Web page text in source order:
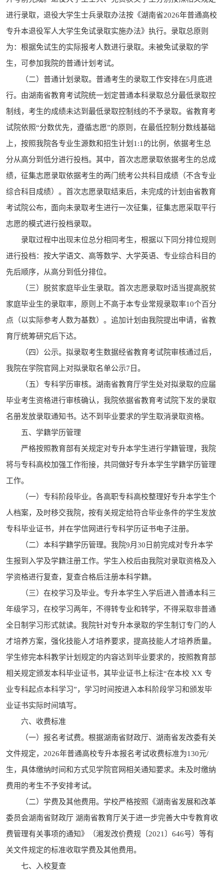
进行录取，退役大学生士兵录取办法按《湖南省2026年普通高校
专升本退役军人大学生免试录取实施办法》执行。录取总原则
为：根据免试生的实际报考人数进行录取。未被免试录取的学
生，可参加我院的普通计划考试。
（二）普通计划录取。普通考生的录取工作安排在5月底进
行。由湖南省教育考试院统一划定普通本科录取总分最低录取控
制线，考生的成绩未达到最低录取控制线的不予录取。省教育考
试院依照“分数优先，遵循志愿”的原则，在最低控制分数线基础
上，按照我院各专业生源数和招生计划1:1的比例，依据考生总
分从高分到低分进行投档。其中，首次志愿录取依据考生的总成
绩，征集志愿录取依据考生的两门统考公共科目成绩（不含专业
综合科目成绩）。首次志愿录取结束后，未完成的计划由省教育
考试院公布，面向未录取考生进行一次征集，征集志愿采取平行
志愿的模式进行投档录取。
录取过程中出现末位总分相同考生，根据以下同分排位规则
进行投档：按大学语文、高等数学、大学英语、专业综合科目的
先后顺序，从高分到低分排位。
（三）脱贫家庭毕业生录取。首次志愿录取时适当提高脱贫
家庭毕业生的录取率，原则上不高于本专业常规录取率10个百分
点（以实际参考人数为基数）。追加计划由我院提出申请，省教
育厅统筹研究后下达。
（四）公示。拟录取考生数据经省教育考试院审核通过后，
我院在学院官网上对拟录取名单公示7日。
（五）专科学历审核。湖南省教育厅学生处对拟录取的应届
毕业考生资格进行审核确认，我院依据省教育考试院下发的录取
名册发放录取通知书。达不到毕业要求的学生取消录取资格。
五、学籍学历管理
严格按照教育部有关规定对专升本学生进行学籍管理，我院
将与专科高校加强工作衔接，共同做好专升本学生学籍学历管理
工作。
（一）专科阶段毕业。各高职专科高校整理好专升本学生个
人档案，及时移交我院，按有关规定给符合毕业条件的学生发放
专科毕业证书，并在学信网进行专科学历证书电子注册。
（二）本科学籍学历管理。我院9月30日前完成对专升本学
生报到入学及学籍注册工作。学生入校后由我院对录取资格及入
学资格进行复查，复查合格后注册本科学籍。
（三）在校学习及毕业。专升本学生入学后进入普通本科三
年级学习，在校学习两年，不得转专业和转学，不得采取非普通
全日制学习形式就读。我院针对专升本录取的学生制订专门的人
才培养方案，强化技能人才培养要求，提高技能人才培养质量。
学生修完本科教学计划规定的内容达到毕业要求的，按照教育部
相关规定颁发本科毕业证书，其毕业证书上标注“在本校 XX 专
业专科起点本科学习”，学习时间按进入本科阶段学习和颁发毕
业证书实际时间填写。
六、收费标准
（一）报名考试费。根据湖南省财政厅、湖南省发改委有关
文件规定，2026年普通高校专升本报名考试收费标准为130元/
生，具体缴纳时间和方式见学院官网相关通知要求。未及时缴纳
费用的考生不予安排考试。
（二）学费及其他费用。学校严格按照《湖南省发展和改革
委员会湖南省财政厅 湖南省教育厅关于进一步完善大中专教育收
费管理有关事项的通知》（湘发改价费规〔2021〕646号）等有
关文件规定的标准收取学费及其他费用。
七、入校复查